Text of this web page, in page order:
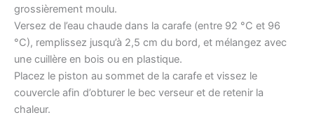
grossièrement moulu.
Versez de l’eau chaude dans la carafe (entre 92 °C et 96
°C), remplissez jusqu’à 2,5 cm du bord, et mélangez avec
une cuillère en bois ou en plastique.
Placez le piston au sommet de la carafe et vissez le
couvercle afin d’obturer le bec verseur et de retenir la
chaleur.